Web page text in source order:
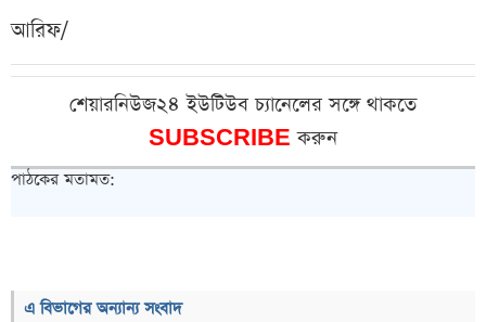
আরিফ/
শেয়ারনিউজ২৪ ইউটিউব চ্যানেলের সঙ্গে থাকতে
SUBSCRIBEকরুন
পাঠকের মতামত:
এ বিভাগের অন্যান্য সংবাদ